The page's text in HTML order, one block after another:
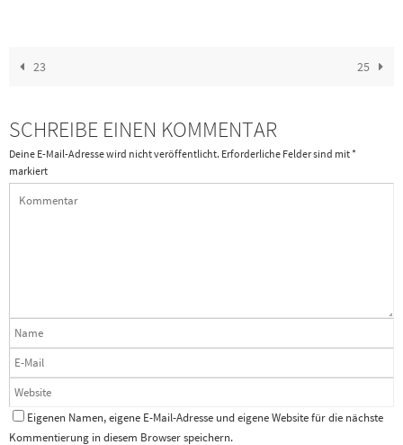
23 25
SCHREIBE EINEN KOMMENTAR
Deine E-Mail-Adresse wird nicht veröffentlicht. Erforderliche Felder sind mit*
markiert
Eigenen Namen, eigene E-Mail-Adresse und eigene Website für die nächste
Kommentierung in diesem Browser speichern.